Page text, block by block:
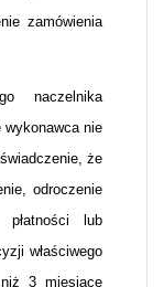
zamówienia
naczelnika
wykonawca nie
że
odroczenie
lub
właściwego
3 miesiące